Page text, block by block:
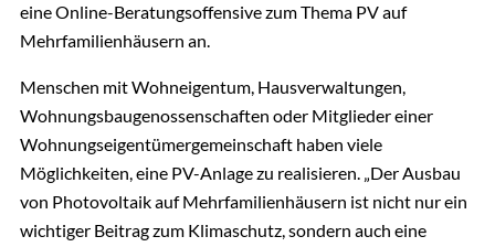
eine Online-Beratungsoffensive zum Thema PV auf
Mehrfamilienhäusern an.
Menschen mit Wohneigentum, Hausverwaltungen,
Wohnungsbaugenossenschaften oder Mitglieder einer
Wohnungseigentümergemeinschaft haben viele
Möglichkeiten, eine PV-Anlage zu realisieren. „Der Ausbau
von Photovoltaik auf Mehrfamilienhäusern ist nicht nur ein
wichtiger Beitrag zum Klimaschutz, sondern auch eine